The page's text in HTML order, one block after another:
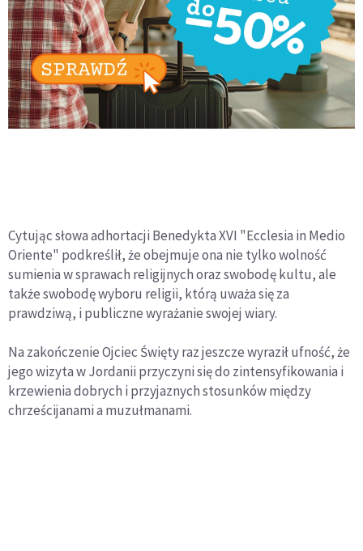
Cytując słowa adhortacji Benedykta XVI "Ecclesia in Medio
Oriente" podkreślił, że obejmuje ona nie tylko wolność
sumienia w sprawach religijnych oraz swobodę kultu, ale
także swobodę wyboru religii, którą uważa się za
prawdziwą, i publiczne wyrażanie swojej wiary.
Na zakończenie Ojciec Święty raz jeszcze wyraził ufność, że
jego wizyta w Jordanii przyczyni się do zintensyfikowania i
krzewienia dobrych i przyjaznych stosunków między
chrześcijanami a muzułmanami.